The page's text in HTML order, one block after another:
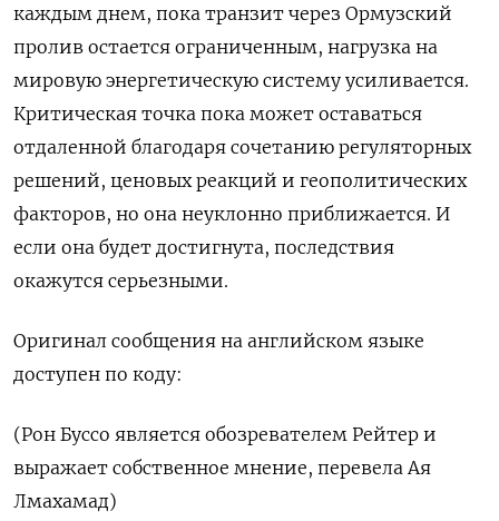
каждым днем, пока транзит через Ормузский
пролив остается ограниченным, нагрузка на
мировую энергетическую систему усиливается.
Критическая точка пока может ​оставаться
отдаленной благодаря сочетанию регуляторных
решений, ценовых реакций и геополитических
факторов, но она неуклонно приближается. И
если она будет достигнута, последствия
окажутся серьезными.
Оригинал ‌сообщения на английском языке
доступен по коду:
(Рон Буссо является обозревателем Рейтер и
выражает собственное мнение, перевела Ая
Лмахамад)